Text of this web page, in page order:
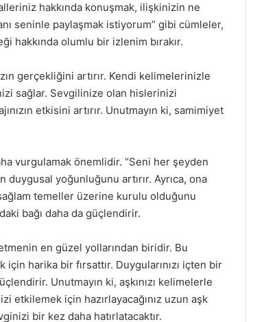
hakkında konuşmak, ilişkinizin ne
seninle paylaşmak istiyorum” gibi cümleler,
hakkında olumlu bir izlenim bırakır.
gerçekliğini artırır. Kendi kelimelerinizle
sağlar. Sevgilinize olan hislerinizi
etkisini artırır. Unutmayın ki, samimiyet
vurgulamak önemlidir. “Seni her şeyden
duygusal yoğunluğunu artırır. Ayrıca, ona
temeller üzerine kurulu olduğunu
bağı daha da güçlendirir.
en güzel yollarından biridir. Bu
harika bir fırsattır. Duygularınızı içten bir
Unutmayın ki, aşkınızı kelimelerle
etkilemek için hazırlayacağınız uzun aşk
bir kez daha hatırlatacaktır.